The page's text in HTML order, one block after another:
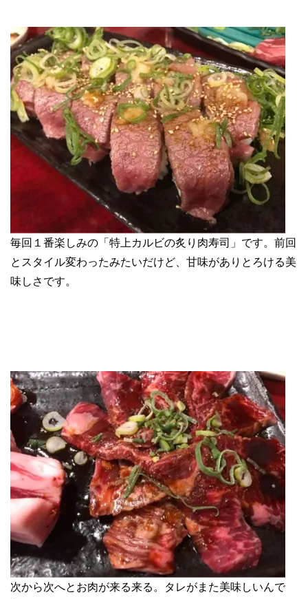
毎回１番楽しみの「特上カルビの炙り肉寿司」です。前回
とスタイル変わったみたいだけど、甘味がありとろける美
味しさです。
次から次へとお肉が来る来る。タレがまた美味しいんで